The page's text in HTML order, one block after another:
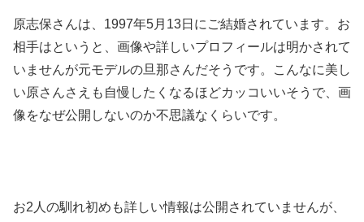
原志保さんは、1997年5月13日にご結婚されています。お
相手はというと、画像や詳しいプロフィールは明かされて
いませんが元モデルの旦那さんだそうです。こんなに美し
い原さんさえも自慢したくなるほどカッコいいそうで、画
像をなぜ公開しないのか不思議なくらいです。
お2人の馴れ初めも詳しい情報は公開されていませんが、